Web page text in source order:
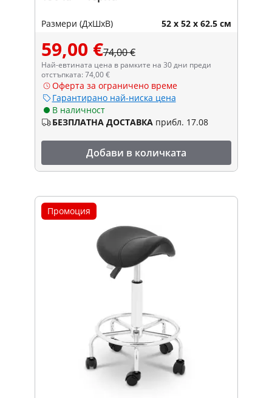
Размери (ДxШxВ) 52 x 52 x 62.5 см
59,00 €74,00 €
Най-евтината цена в рамките на 30 дни преди
отстъпката: 74,00 €
Оферта за ограничено време
Гарантирано най-ниска цена
В наличност
БЕЗПЛАТНА ДОСТАВКА прибл. 17.08
Добави в количката
Промоция